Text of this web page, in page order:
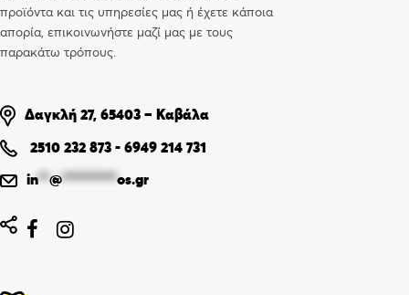
προϊόντα και τις υπηρεσίες μας ή έχετε κάποια
απορία, επικοινωνήστε μαζί μας με τους
παρακάτω τρόπους.
Δαγκλή 27, 65403 – Καβάλα
2510 232 873 - 6949 214 731
in**@**********os.gr
 